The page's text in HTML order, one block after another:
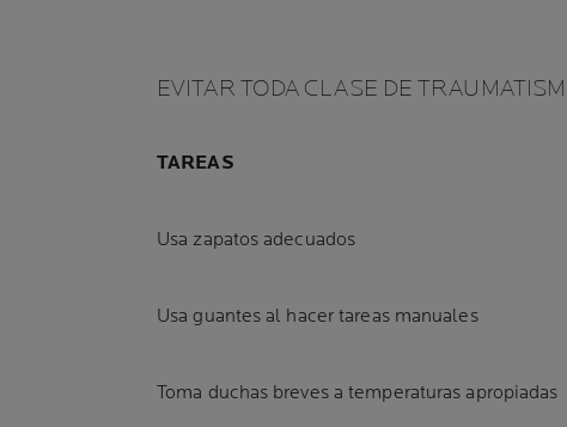
EVITAR TODA CLASE DE
TAREAS
Usa zapatos adecuados
Usa guantes al hacer tareas manuales
Toma duchas breves a temperaturas apropiadas